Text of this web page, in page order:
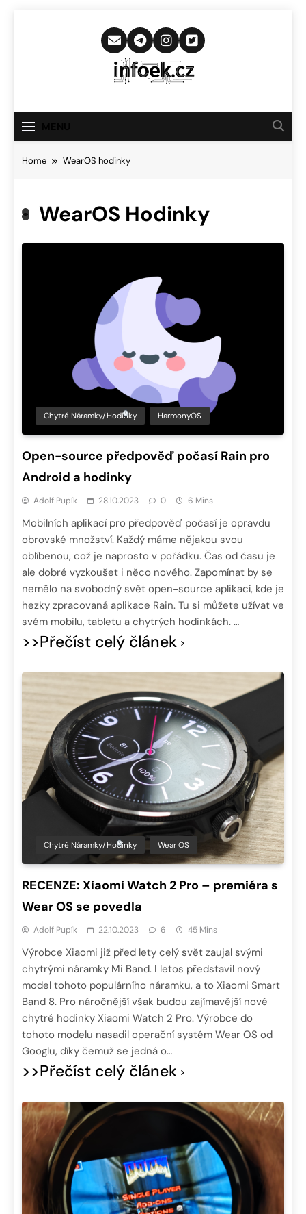
Infoek.cz
Novinkám
Home WearOS hodinky
WearOS Hodinky
Chytré Náramky/hodinky HarmonyOS
Open-source předpověď počasí Rain pro
Android a hodinky
Adolf Pupík 28.10.2023 0 6 Mins
Mobilních aplikací pro předpověď počasí je opravdu
obrovské množství. Každý máme nějakou svou
oblíbenou, což je naprosto v pořádku. Čas od času je
ale dobré vyzkoušet i něco nového. Zapomínat by se
nemělo na svobodný svět open-source aplikací, kde je
hezky zpracovaná aplikace Rain. Tu si můžete užívat ve
svém mobilu, tabletu a chytrých hodinkách. …
>>Přečíst celý článek
Chytré Náramky/hodinky Wear OS
RECENZE: Xiaomi Watch 2 Pro – premiéra s
Wear OS se povedla
Adolf Pupík 22.10.2023 6 45 Mins
Výrobce Xiaomi již před lety celý svět zaujal svými
chytrými náramky Mi Band. I letos představil nový
model tohoto populárního náramku, a to Xiaomi Smart
Band 8. Pro náročnější však budou zajímavější nové
chytré hodinky Xiaomi Watch 2 Pro. Výrobce do
tohoto modelu nasadil operační systém Wear OS od
Googlu, díky čemuž se jedná o…
>>Přečíst celý článek